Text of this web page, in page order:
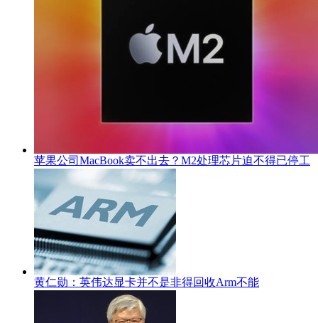
苹果公司MacBook卖不出去？M2处理芯片迫不得已停工
黄仁勋：英伟达显卡并不是非得回收Arm不能